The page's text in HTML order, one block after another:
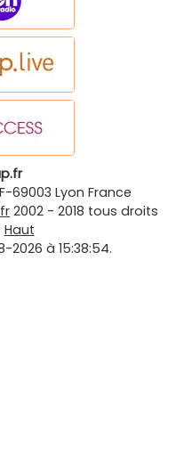
F-69003 Lyon France
2002 - 2018 tous droits
Haut
2026 à 15:38:54.